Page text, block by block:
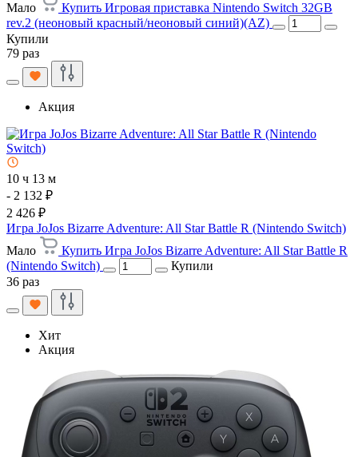
Мало
Купить Игровая приставка Nintendo Switch 32GB
rev.2 (неоновый красный/неоновый синий)(AZ)
Купили
79 раз
Акция
10 ч 13 м
- 2 132 ₽
2 426 ₽
Игра JoJos Bizarre Adventure: All Star Battle R (Nintendo Switch)
Мало
Купить Игра JoJos Bizarre Adventure: All Star Battle R
(Nintendo Switch)
Купили
36 раз
Хит
Акция